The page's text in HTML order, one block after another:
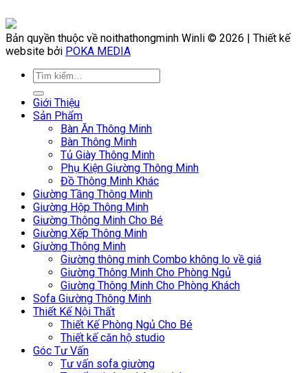
Bản quyền thuộc về noithathongminh Winli © 2026 | Thiết kế
website bởi POKA MEDIA
Giới Thiệu
Sản Phẩm
Bàn Ăn Thông Minh
Bàn Thông Minh
Tủ Giày Thông Minh
Phụ Kiện Giường Thông Minh
Đồ Thông Minh Khác
Giường Tầng Thông Minh
Giường Hộp Thông Minh
Giường Thông Minh Cho Bé
Giường Xếp Thông Minh
Giường Thông Minh
Giường thông minh Combo không lo về giá
Giường Thông Minh Cho Phòng Ngủ
Giường Thông Minh Cho Phòng Khách
Sofa Giường Thông Minh
Thiết Kế Nội Thất
Thiết Kế Phòng Ngủ Cho Bé
Thiết kế căn hộ studio
Góc Tư Vấn
Tư vấn sofa giường